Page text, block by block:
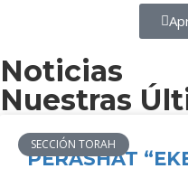
Noticias
Nuestras
SECCIÓN TORAH